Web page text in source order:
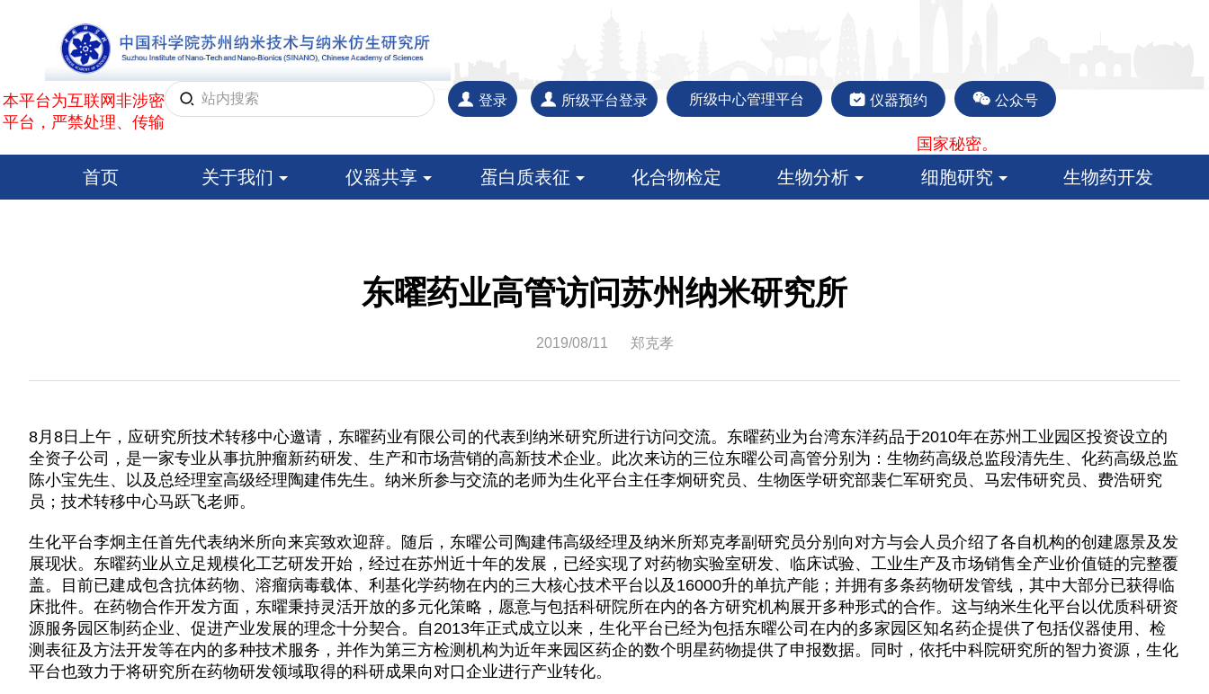
登录 所级平台登录 所级中心管理平台 仪器预约 公众号
本平台为互联网非涉密
平台，严禁处理、传输
国家秘密。
首页 关于我们 仪器共享 蛋白质表征 化合物检定 生物分析 细胞研究 生物药开发
东曜药业高管访问苏州纳米研究所
2019/08/11 郑克孝
8月8日上午，应研究所技术转移中心邀请，东曜药业有限公司的代表到纳米研究所进行访问交流。东曜药业为台湾东洋药品于2010年在苏州工业园区投资设立的
全资子公司，是一家专业从事抗肿瘤新药研发、生产和市场营销的高新技术企业。此次来访的三位东曜公司高管分别为：生物药高级总监段清先生、化药高级总监
陈小宝先生、以及总经理室高级经理陶建伟先生。纳米所参与交流的老师为生化平台主任李炯研究员、生物医学研究部裴仁军研究员、马宏伟研究员、费浩研究
员；技术转移中心马跃飞老师。
生化平台李炯主任首先代表纳米所向来宾致欢迎辞。随后，东曜公司陶建伟高级经理及纳米所郑克孝副研究员分别向对方与会人员介绍了各自机构的创建愿景及发
展现状。东曜药业从立足规模化工艺研发开始，经过在苏州近十年的发展，已经实现了对药物实验室研发、临床试验、工业生产及市场销售全产业价值链的完整覆
盖。目前已建成包含抗体药物、溶瘤病毒载体、利基化学药物在内的三大核心技术平台以及16000升的单抗产能；并拥有多条药物研发管线，其中大部分已获得临
床批件。在药物合作开发方面，东曜秉持灵活开放的多元化策略，愿意与包括科研院所在内的各方研究机构展开多种形式的合作。这与纳米生化平台以优质科研资
源服务园区制药企业、促进产业发展的理念十分契合。自2013年正式成立以来，生化平台已经为包括东曜公司在内的多家园区知名药企提供了包括仪器使用、检
测表征及方法开发等在内的多种技术服务，并作为第三方检测机构为近年来园区药企的数个明星药物提供了申报数据。同时，依托中科院研究所的智力资源，生化
平台也致力于将研究所在药物研发领域取得的科研成果向对口企业进行产业转化。